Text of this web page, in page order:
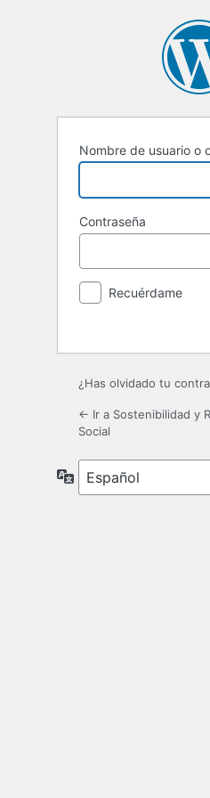
Nombre de usuario o
Contraseña
Recuérdame
¿Has olvidado tu
← Ir a Sostenibilidad y
Social
Idioma